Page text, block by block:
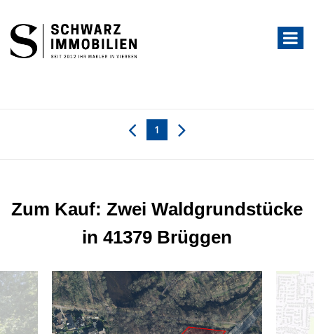
1
Zum Kauf: Zwei Waldgrundstücke
in 41379 Brüggen